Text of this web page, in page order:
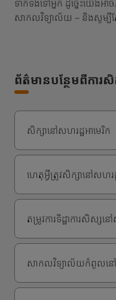
ទាក់ទងទៅអ្នក ដូច្នេះយើងអា
សាកលវិទ្យាល័យ – និងសូម្បី
ព័ត៌មានបន្ថែមពីការ
សិក្សានៅសហរដ្ឋអាមេរិក
ហេតុអ្វីត្រូវសិក្សានៅសហរដ្
តម្រូវការទិដ្ឋាការសិស្សន
សាកលវិទ្យាល័យកំពូលនៅ